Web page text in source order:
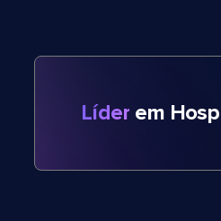
Líder em